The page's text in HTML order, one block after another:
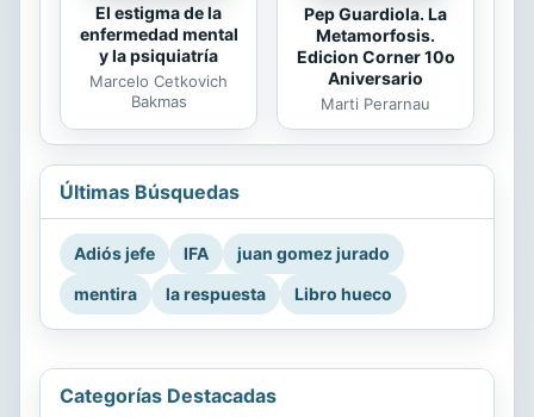
El estigma de la
enfermedad mental
y la psiquiatría
Marcelo Cetkovich
Bakmas
Pep Guardiola. La
Metamorfosis.
Edicion Corner 10o
Aniversario
Marti Perarnau
Últimas Búsquedas
Adiós jefe IFA
juan gomez jurado
mentira
la respuesta Libro hueco
Categorías Destacadas